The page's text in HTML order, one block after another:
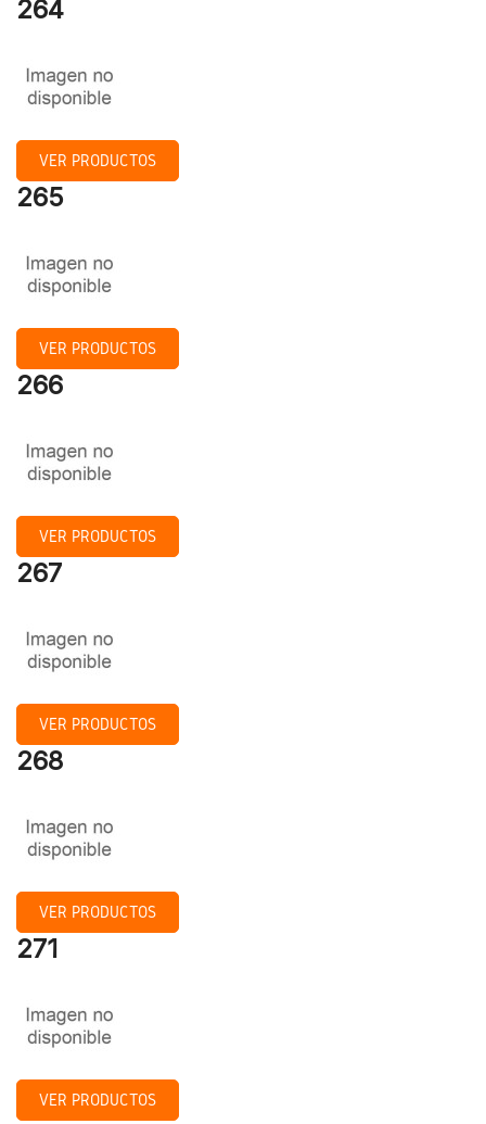
264
VER PRODUCTOS
265
VER PRODUCTOS
266
VER PRODUCTOS
267
VER PRODUCTOS
268
VER PRODUCTOS
271
VER PRODUCTOS